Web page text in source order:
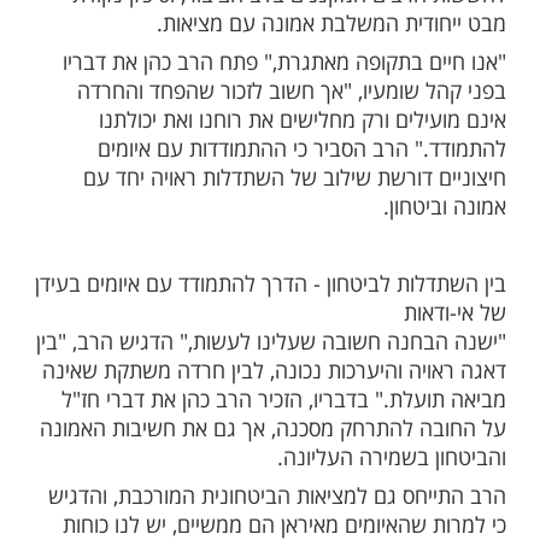
עוד תוכן חדש ומפתיע! התחברו לכל
שלנו בתהיליםבלחיצה כאן >>>​
כאשר הדי המלחמה מהדהדים ברקע וחששות
איראנית ממלאים את השיח הציבורי, מצא
לנכון להתייחס באופן ישיר לסוגיה הבוערת.
שהעביר השבוע, התייחס הרב כהן
המשלבת אמונה עם מציאות.
בתקופה מאתגרת," פתח הרב כהן את דבריו
שומעיו, "אך חשוב לזכור שהפחד והחרדה
ורק מחלישים את רוחנו ואת יכולתנו
הרב הסביר כי ההתמודדות עם איומים
דורשת שילוב של השתדלות ראויה יחד עם